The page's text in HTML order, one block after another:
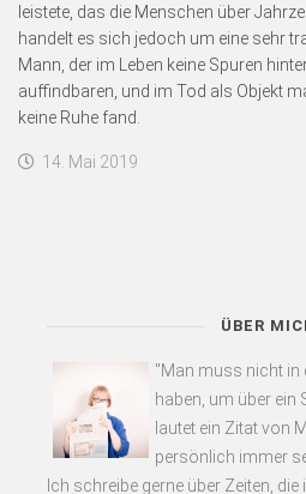
Datenschutzerklärung
Schnellfinder
leistete, das die Menschen über
handelt es sich jedoch um eine sehr
Mann, der im Leben keine Spuren
auffindbaren, und im Tod als Objekt
keine Ruhe fand.
14. Mai 2019
ÜBER
"Man muss nicht in
haben, um über ein
lautet ein Zitat von
persönlich immer
Ich schreibe gerne über Zeiten,